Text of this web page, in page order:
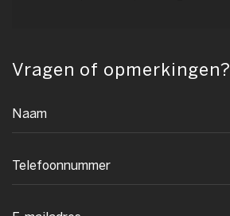
Vragen of opmerkingen?